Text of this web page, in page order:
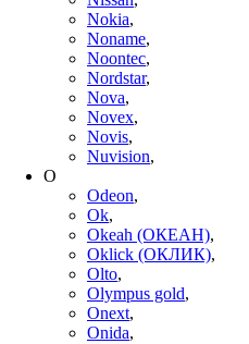
Nokia,
Noname,
Noontec,
Nordstar,
Nova,
Novex,
Novis,
Nuvision,
O
Odeon,
Ok,
Okeah (ОКЕАН),
Oklick (ОКЛИК),
Olto,
Olympus gold,
Onext,
Onida,